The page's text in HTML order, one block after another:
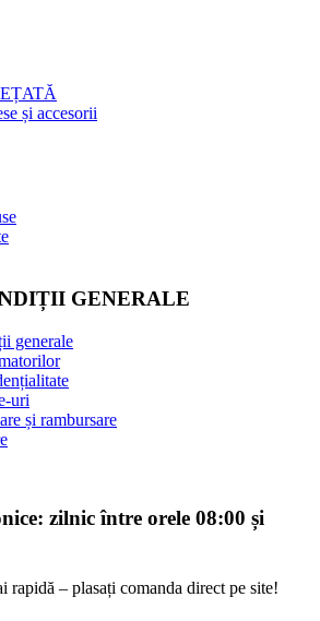
și accesorii
GENERALE
generale
uri
și rambursare
zilnic între orele 08:00 și
rapidă – plasați comanda direct pe site!